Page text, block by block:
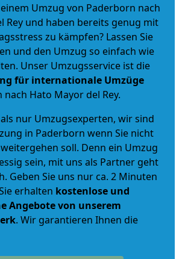
Umzug von Paderborn nach
Rey und haben bereits genug mit
zu kämpfen? Lassen Sie
und den Umzug so einfach wie
Unser Umzugsservice ist die
für internationale Umzüge
Hato Mayor del Rey.
nur Umzugsexperten, wir sind
in Paderborn wenn Sie nicht
soll. Denn ein Umzug
sein, mit uns als Partner geht
Geben Sie uns nur ca. 2 Minuten
erhalten kostenlose und
Angebote von unserem
. Wir garantieren Ihnen die